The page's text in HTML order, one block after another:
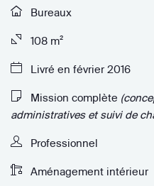
Bureaux
108 m²
Livré en février 2016
Mission complète
administratives et suivi de
Professionnel
Aménagement intérieur